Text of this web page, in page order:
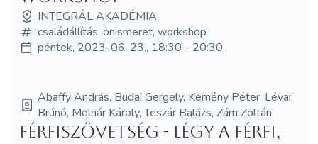
INTEGRÁL AKADÉMIA
családállítás, önismeret, workshop
péntek, 2023-06-23., 18:30 - 20:30
Abaffy András, Budai Gergely, Kemény Péter, Lévai
Brúnó, Molnár Károly, Teszár Balázs, Zám Zoltán
Férfiszövetség - Légy a Férfi,